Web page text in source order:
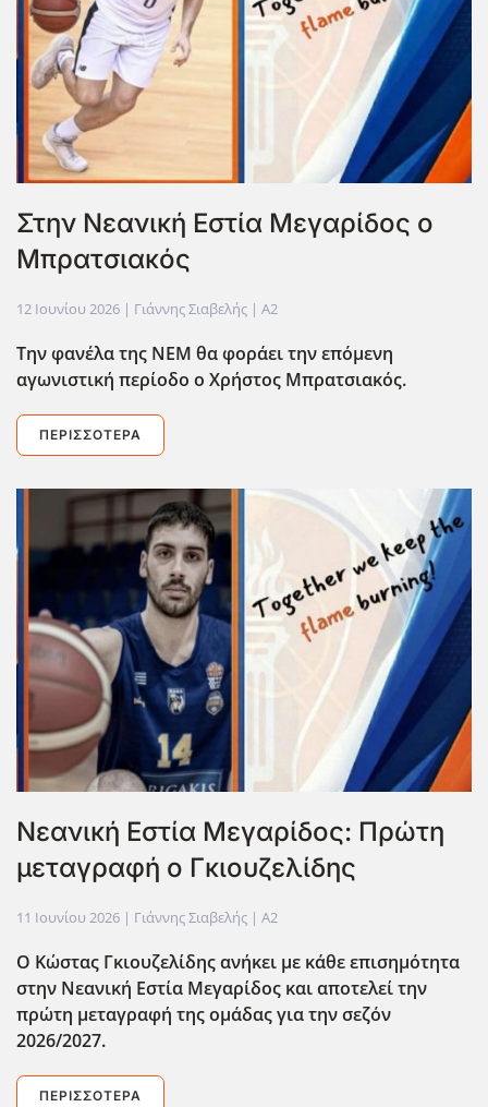
Στην Νεανική Εστία Μεγαρίδος ο
Μπρατσιακός
12 Ιουνίου 2026 | Γιάννης Σιαβελής | A2
Την φανέλα της ΝΕΜ θα φοράει την επόμενη
αγωνιστική περίοδο ο Χρήστος Μπρατσιακός.
ΠΕΡΙΣΣΌΤΕΡΑ
Νεανική Εστία Μεγαρίδος: Πρώτη
μεταγραφή ο Γκιουζελίδης
11 Ιουνίου 2026 | Γιάννης Σιαβελής | A2
Ο Κώστας Γκιουζελίδης ανήκει με κάθε επισημότητα
στην Νεανική Εστία Μεγαρίδος και αποτελεί την
πρώτη μεταγραφή της ομάδας για την σεζόν
2026/2027.
ΠΕΡΙΣΣΌΤΕΡΑ